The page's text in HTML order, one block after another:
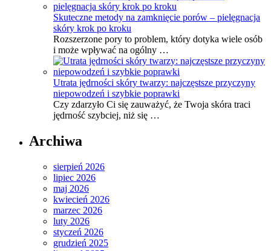
Skuteczne metody na zamknięcie porów – pielęgnacja
skóry krok po kroku
Rozszerzone pory to problem, który dotyka wiele osób
i może wpływać na ogólny …
Utrata jędrności skóry twarzy: najczęstsze przyczyny
niepowodzeń i szybkie poprawki
Czy zdarzyło Ci się zauważyć, że Twoja skóra traci
jędrność szybciej, niż się …
Archiwa
sierpień 2026
lipiec 2026
maj 2026
kwiecień 2026
marzec 2026
luty 2026
styczeń 2026
grudzień 2025